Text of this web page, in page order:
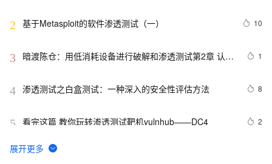
2 基于Metasploit的软件渗透测试（一） 10
3
暗渡陈仓：用低消耗设备进行破解和渗透测试第2章 认识
1
4 渗透测试之白盒测试：一种深入的安全性评估方法 8
5 看完这篇 教你玩转渗透测试靶机vulnhub——DC4 2
6
Kali渗透测试：远程控制被控端免杀及DLL生成、注入反